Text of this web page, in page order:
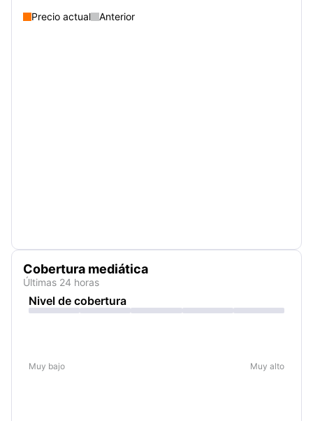
Precio actual Anterior
Cobertura mediática
Últimas 24 horas
Nivel de cobertura
Muy bajo Muy alto